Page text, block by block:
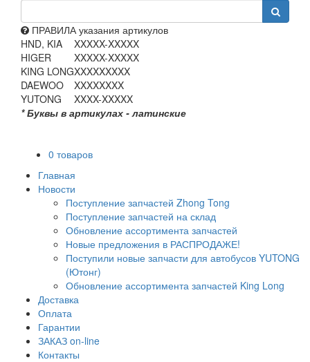
ПРАВИЛА указания артикулов
HND, KIA
XXXXX-XXXXX
HIGER
XXXXX-XXXXX
KING LONGXXXXXXXXX
DAEWOO
XXXXXXXX
YUTONG
XXXX-XXXXX
* Буквы в артикулах - латинские
0 товаров
Главная
Новости
Поступление запчастей Zhong Tong
Поступление запчастей на склад
Обновление ассортимента запчастей
Новые предложения в РАСПРОДАЖЕ!
Поступили новые запчасти для автобусов YUTONG
(Ютонг)
Обновление ассортимента запчастей King Long
Доставка
Оплата
Гарантии
ЗАКАЗ on-line
Контакты